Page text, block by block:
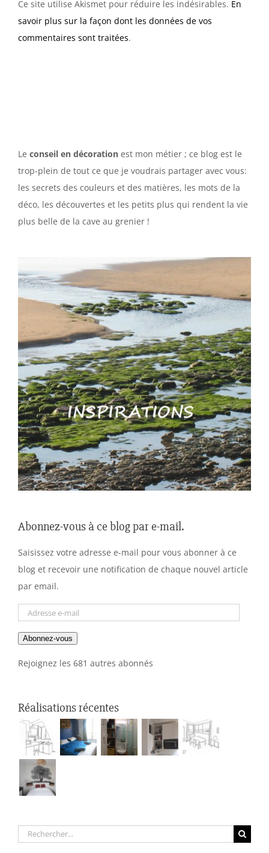
Ce site utilise Akismet pour réduire les indésirables. En
savoir plus sur la façon dont les données de vos
commentaires sont traitées.
Le conseil en décoration est mon métier ; ce blog est le
trop-plein de tout ce que je voudrais partager avec vous:
les secrets des couleurs et des matières, les mots de la
déco, les découvertes et les petits plus qui rendent la vie
plus belle de la cave au grenier !
Abonnez-vous à ce blog par e-mail.
Saisissez votre adresse e-mail pour vous abonner à ce
blog et recevoir une notification de chaque nouvel article
par email.
Adresse
mail
Abonnez-vous
Rejoignez les 681 autres abonnés
Réalisations récentes
Rechercher: